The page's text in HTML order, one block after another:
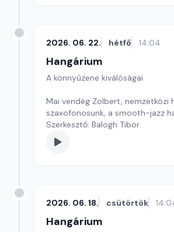
2026. 06. 22. hétfő 14:04
Hangárium
A könnyűzene kiválóságai
Mai vendég Zolbert, nemzetközi
szaxofonosunk, a smooth-jazz
Szerkesztő: Balogh Tibor
2026. 06. 18. csütörtök
Hangárium